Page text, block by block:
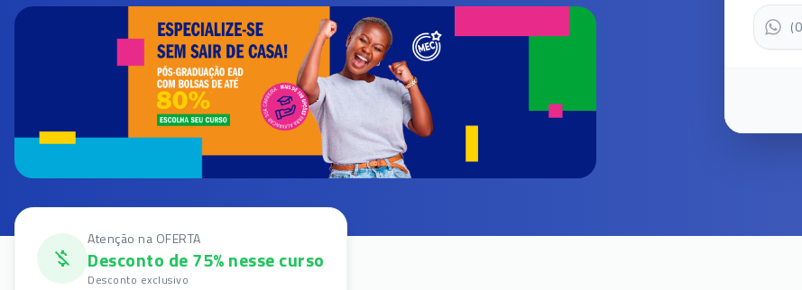
Atenção na OFERTA
Desconto de 75% nesse curso
Desconto exclusivo